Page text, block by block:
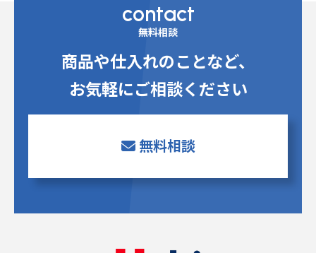
contact
無料相談
商品や仕入れのことなど、
お気軽にご相談ください
無料相談